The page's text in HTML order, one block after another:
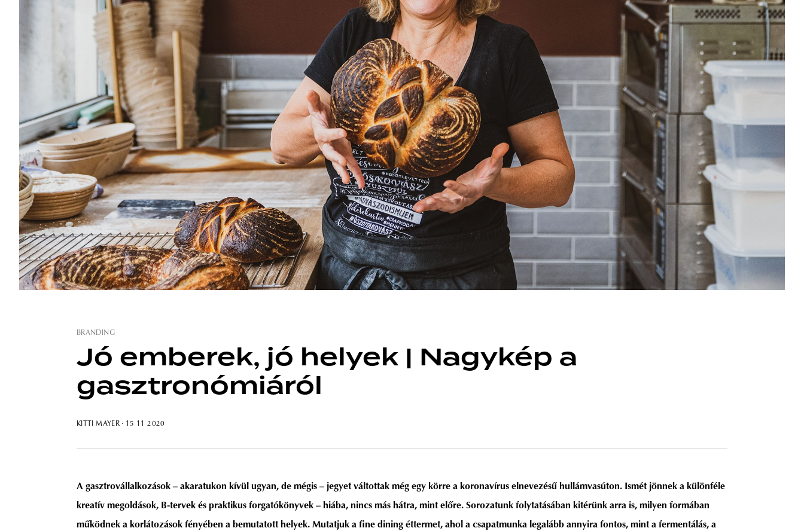
BRANDING
Jó emberek, jó helyek | Nagykép a
gasztronómiáról
KITTI MAYER· 15 11 2020
A gasztrovállalkozások – akaratukon kívül ugyan, de mégis – jegyet váltottak még egy körre a koronavírus elnevezésű hullámvasúton. Ismét jönnek a különféle
kreatív megoldások, B-tervek és praktikus forgatókönyvek – hiába, nincs más hátra, mint előre. Sorozatunk folytatásában kitérünk arra is, milyen formában
működnek a korlátozások fényében a bemutatott helyek. Mutatjuk a fine dining éttermet, ahol a csapatmunka legalább annyira fontos, mint a fermentálás, a